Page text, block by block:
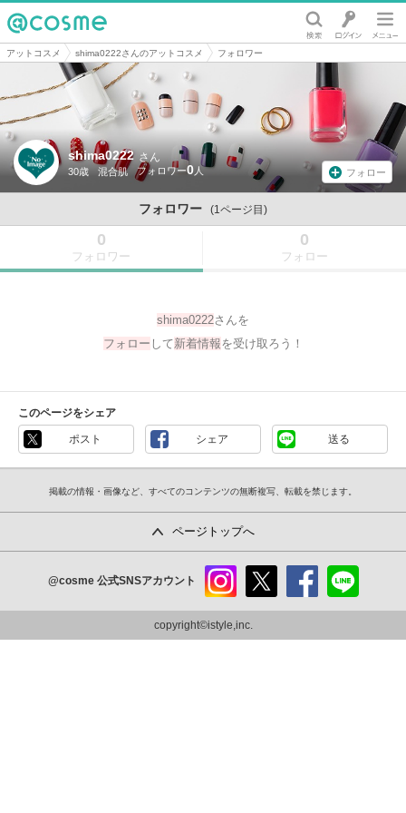
@cosme
アットコスメ shima0222さんのアットコスメ フォロワー
shima0222 さん
30歳 混合肌 0 フォロー
フォロワー (1ページ目)
0
フォロワー
0
フォロー
shima0222さんを
フォロー して新着情報を受け取ろう！
このページをシェア
ポスト シェア 送る
掲載の情報・画像など、すべてのコンテンツの無断複写、転載を禁じます。
ページトップへ
@cosme 公式SNSアカウント
ram
copyright©istyle,inc.